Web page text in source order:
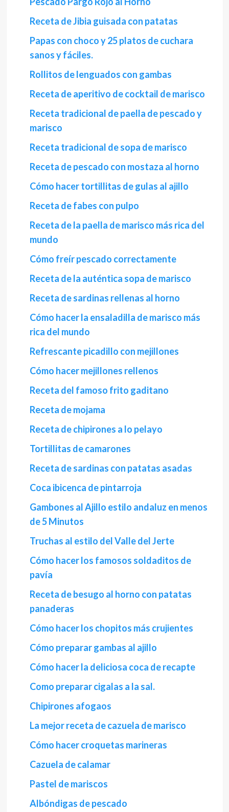
Receta de Jibia guisada con patatas
Papas con choco y 25 platos de cuchara
sanos y fáciles.
Rollitos de lenguados con gambas
Receta de aperitivo de cocktail de marisco
Receta tradicional de paella de pescado y
marisco
Receta tradicional de sopa de marisco
Receta de pescado con mostaza al horno
Cómo hacer tortillitas de gulas al ajillo
Receta de fabes con pulpo
Receta de la paella de marisco más rica del
mundo
Cómo freír pescado correctamente
Receta de la auténtica sopa de marisco
Receta de sardinas rellenas al horno
Cómo hacer la ensaladilla de marisco más
rica del mundo
Refrescante picadillo con mejillones
Cómo hacer mejillones rellenos
Receta del famoso frito gaditano
Receta de mojama
Receta de chipirones a lo pelayo
Tortillitas de camarones
Receta de sardinas con patatas asadas
Coca ibicenca de pintarroja
Gambones al Ajillo estilo andaluz en menos
de 5 Minutos
Truchas al estilo del Valle del Jerte
Cómo hacer los famosos soldaditos de
pavía
Receta de besugo al horno con patatas
panaderas
Cómo hacer los chopitos más crujientes
Cómo preparar gambas al ajillo
Cómo hacer la deliciosa coca de recapte
Como preparar cigalas a la sal.
Chipirones afogaos
La mejor receta de cazuela de marisco
Cómo hacer croquetas marineras
Cazuela de calamar
Pastel de mariscos
Albóndigas de pescado